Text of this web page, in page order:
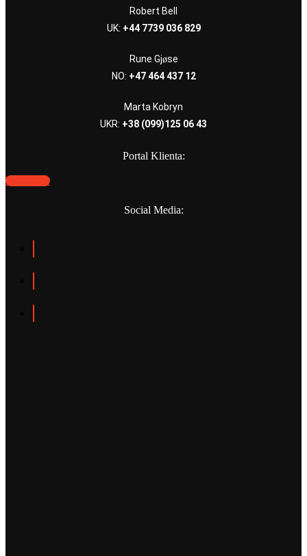
Robert Bell
UK: +44 7739 036 829
Rune Gjøse
NO: +47 464 437 12
Marta Kobryn
UKR: +38 (099)125 06 43
Portal Klienta:
WEBPANO
Social Media: